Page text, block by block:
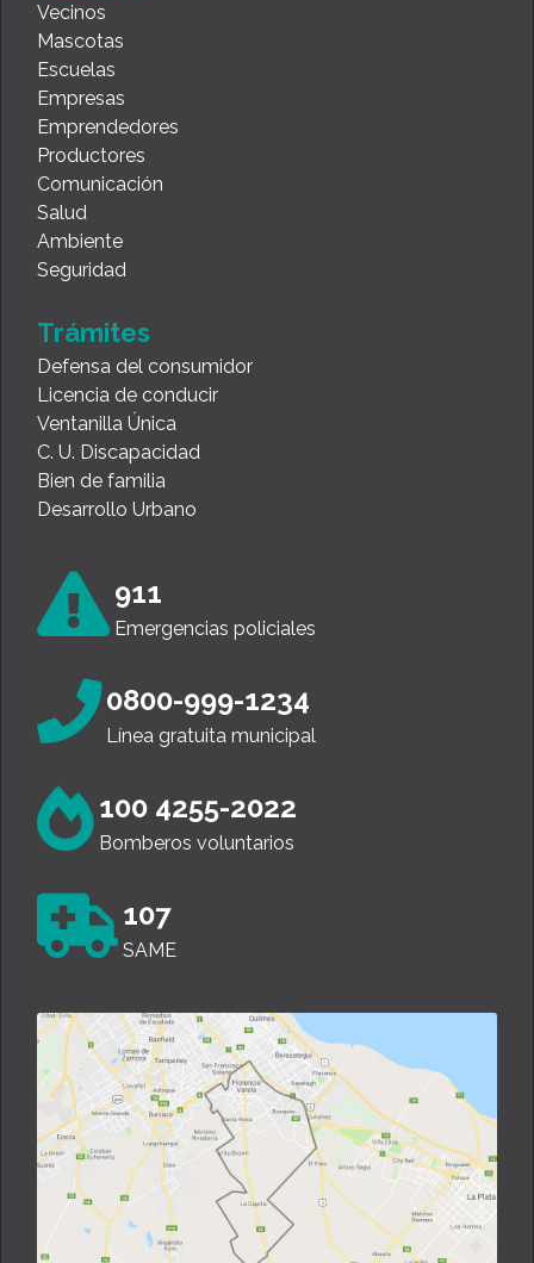
Vecinos
Mascotas
Escuelas
Empresas
Emprendedores
Productores
Comunicación
Salud
Ambiente
Seguridad
Trámites
Defensa del consumidor
Licencia de conducir
Ventanilla Única
C. U. Discapacidad
Bien de familia
Desarrollo Urbano
911
Emergencias policiales
0800-999-1234
Línea gratuita municipal
100 4255-2022
Bomberos voluntarios
107
SAME